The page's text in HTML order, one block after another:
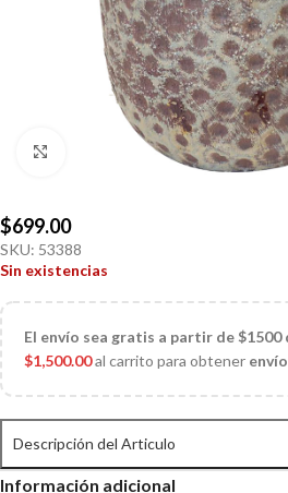
Click to enlarge
$699.00
SKU: 53388
Sin existencias
El envío sea gratis a partir de $1500
$1,500.00al carrito para obtener
Descripción del Articulo
Información adicional